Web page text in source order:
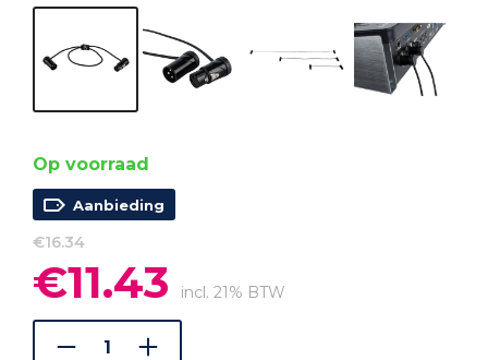
Op voorraad
Aanbieding
€16.34
Oorspronkelijke
prijs
was:
€16.34.
€11.43 prijs
is:
incl. 21% BTW